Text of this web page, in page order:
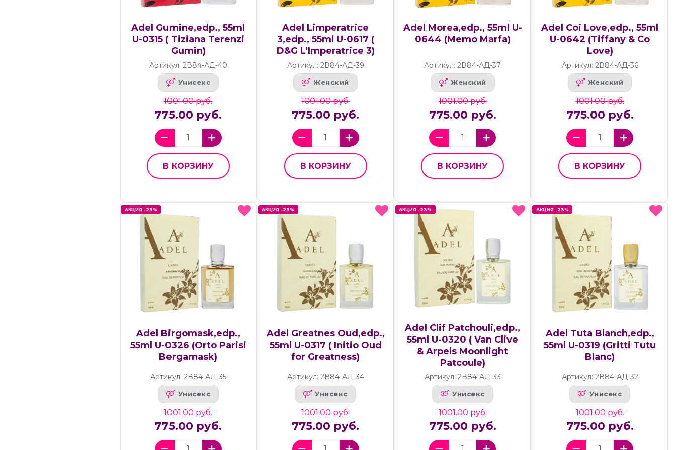
Adel Gumine,edp., 55ml
U-0315 ( Tiziana Terenzi
Gumin)
Артикул: 2В84-АД-40
Унисекс
1001.00 руб.
775.00 руб.
В КОРЗИНУ
Adel Limperatrice
3,edp., 55ml U-0617 (
D&G L'Imperatrice 3)
Артикул: 2В84-АД-39
Женский
1001.00 руб.
775.00 руб.
В КОРЗИНУ
Adel Morea,edp., 55ml U-
0644 (Memo Marfa)
Артикул: 2В84-АД-37
Женский
1001.00 руб.
775.00 руб.
В КОРЗИНУ
Adel Coi Love,edp., 55ml
U-0642 (Tiffany & Co
Love)
Артикул: 2В84-АД-36
Женский
1001.00 руб.
775.00 руб.
В КОРЗИНУ
АКЦИЯ -23%
Adel Birgomask,edp.,
55ml U-0326 (Orto Parisi
Bergamask)
Артикул: 2В84-АД-35
Унисекс
АКЦИЯ -23%
1001.00 руб.
775.00 руб.
АКЦИЯ -23%
Adel Greatnes Oud,edp.,
55ml U-0317 ( Initio Oud
for Greatness)
Артикул: 2В84-АД-34
Унисекс
АКЦИЯ -23%
1001.00 руб.
775.00 руб.
АКЦИЯ -23%
Adel Clif Patchouli,edp.,
55ml U-0320 ( Van Clive
& Arpels Moonlight
Patcoule)
Артикул: 2В84-АД-33
Унисекс
АКЦИЯ -23%
1001.00 руб.
775.00 руб.
АКЦИЯ -23%
Adel Tuta Blanch,edp.,
55ml U-0319 (Gritti Tutu
Blanc)
Артикул: 2В84-АД-32
Унисекс
АКЦИЯ -23%
1001.00 руб.
775.00 руб.